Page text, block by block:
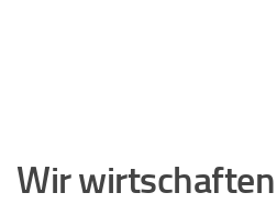
Wir wirtschaften